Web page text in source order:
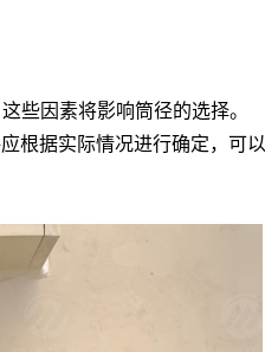
些因素将影响筒径的选择。
根据实际情况进行确定，可